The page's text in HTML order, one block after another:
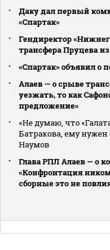
Даку дал первый
«Спартак»
Гендиректор
трансфера Пруцева
«Спартак» объявил о
Алаев — о срыве
уезжать, то как
предложение»
«Не думаю, что
Батракова, ему
Наумов
Глава РПЛ Алаев — о
«Конфронтация
сборные это не